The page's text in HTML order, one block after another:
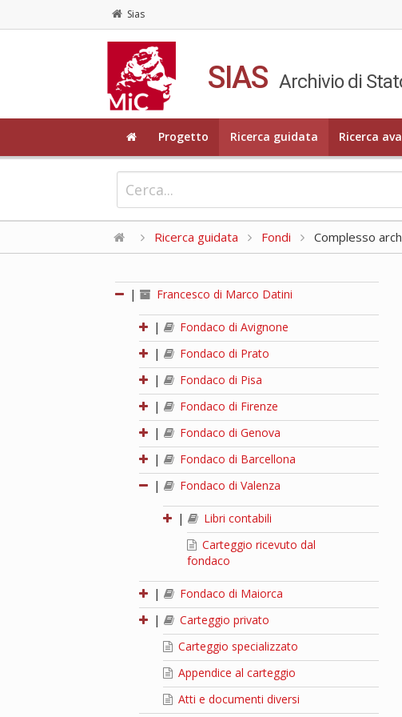
Sias
SIAS Archivio di
Progetto Ricerca guidata Ricerca
Ricerca guidata Fondi Complesso
| Francesco di Marco Datini
|
Fondaco di Avignone
|
Fondaco di Prato
|
Fondaco di Pisa
|
Fondaco di Firenze
|
Fondaco di Genova
|
Fondaco di Barcellona
|
Fondaco di Valenza
|
Libri contabili
Carteggio ricevuto dal
fondaco
|
Fondaco di Maiorca
|
Carteggio privato
Carteggio specializzato
Appendice al carteggio
Atti e documenti diversi